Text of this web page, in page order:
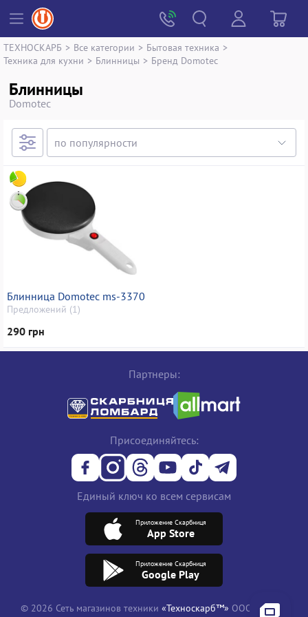
ТЕХНОСКАРБ > Все категории > Бытовая техника >
Техника для кухни > Блинницы > Бренд Domotec
Блинницы
Domotec
Блинница Domotec ms-3370
Предложений (1)
290 грн
Партнеры:
Присоединяйтесь:
Единый ключ ко всем сервисам
Приложение Скарбниця
App Store
Приложение Скарбниця
Google Play
© 2026 Сеть магазинов техники «Техноскарб™» ООО "ТРЕЙД